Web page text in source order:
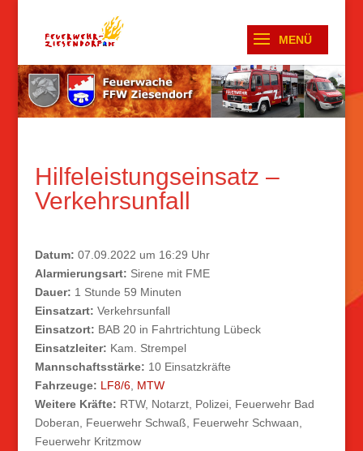
Hilfeleistungseinsatz –
Verkehrsunfall
Datum: 07.09.2022 um 16:29 Uhr
Alarmierungsart: Sirene mit FME
Dauer: 1 Stunde 59 Minuten
Einsatzart: Verkehrsunfall
Einsatzort: BAB 20 in Fahrtrichtung Lübeck
Einsatzleiter: Kam. Strempel
Mannschaftsstärke: 10 Einsatzkräfte
Fahrzeuge: LF8/6, MTW
Weitere Kräfte: RTW, Notarzt, Polizei, Feuerwehr Bad
Doberan, Feuerwehr Schwaß, Feuerwehr Schwaan,
Feuerwehr Kritzmow